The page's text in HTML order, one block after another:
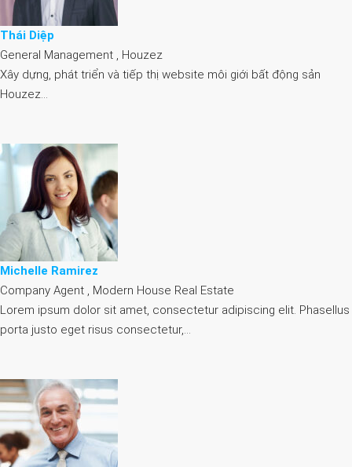
Thái Diệp
General Management , Houzez
Xây dựng, phát triển và tiếp thị website môi giới bất động sản
Houzez…
Michelle Ramirez
Company Agent , Modern House Real Estate
Lorem ipsum dolor sit amet, consectetur adipiscing elit. Phasellus
porta justo eget risus consectetur,…